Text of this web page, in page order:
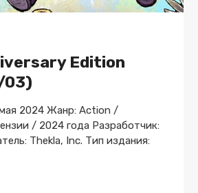
Edition
мая 2024 Жанр: Action /
/ 2024 года Разработчик:
Thekla, Inc. Тип издания: